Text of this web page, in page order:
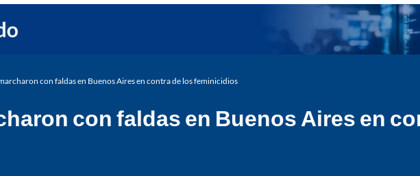
con faldas en Buenos Aires en contra de los feminicidios
con faldas en Buenos Aires en